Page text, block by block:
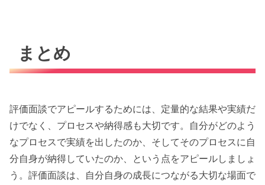
まとめ
評価面談でアピールするためには、定量的な結果や実績だ
けでなく、プロセスや納得感も大切です。自分がどのよう
なプロセスで実績を出したのか、そしてそのプロセスに自
分自身が納得していたのか、という点をアピールしましょ
う。評価面談は、自分自身の成長につながる大切な場面で